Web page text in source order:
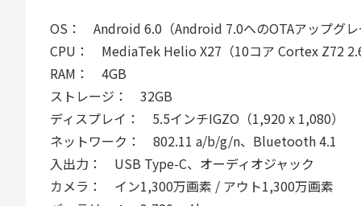
OS： Android 6.0（Android 7.0へのOTAアップグレ
CPU： MediaTek Helio X27（10コア Cortex Z72
RAM： 4GB
ストレージ： 32GB
ディスプレイ： 5.5インチIGZO（1,920 x 1,080）
ネットワーク： 802.11 a/b/g/n、Bluetooth 4.1
入出力： USB Type-C、オーディオジャック
カメラ： イン1,300万画素 / アウト1,300万画素